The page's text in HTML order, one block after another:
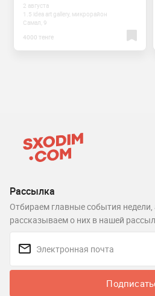
2 августа
1.5 idea art gallery, микрорайон
Самал, 9
4000 тенге
Рассылка
Отбираем главные события недели,
рассказываем о них в нашей